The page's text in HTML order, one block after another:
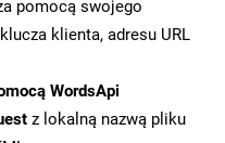
pomocą swojego
klienta, adresu URL
WordsApi
z lokalną nazwą pliku